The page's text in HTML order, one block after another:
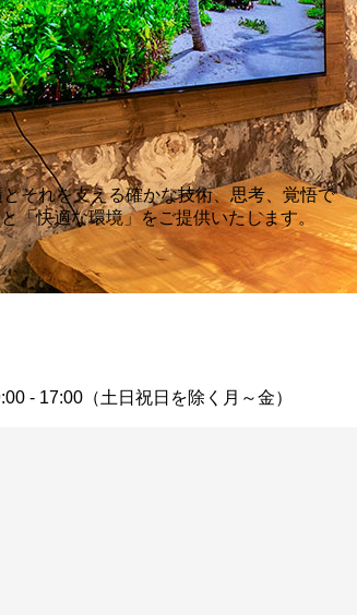
それを支える確かな技術、思考、覚悟で
「快適な環境」をご提供いたします。
- 17:00（土日祝日を除く月～金）